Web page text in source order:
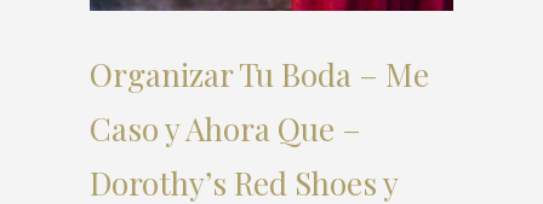
Organizar Tu Boda – Me
Caso y Ahora Que –
Dorothy’s Red Shoes y